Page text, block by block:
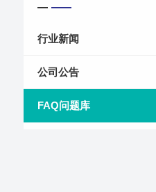
行业新闻
公司公告
FAQ问题库